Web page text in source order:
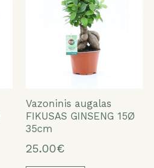
Vazoninis augalas
FIKUSAS GINSENG 15Ø
35cm
25.00€